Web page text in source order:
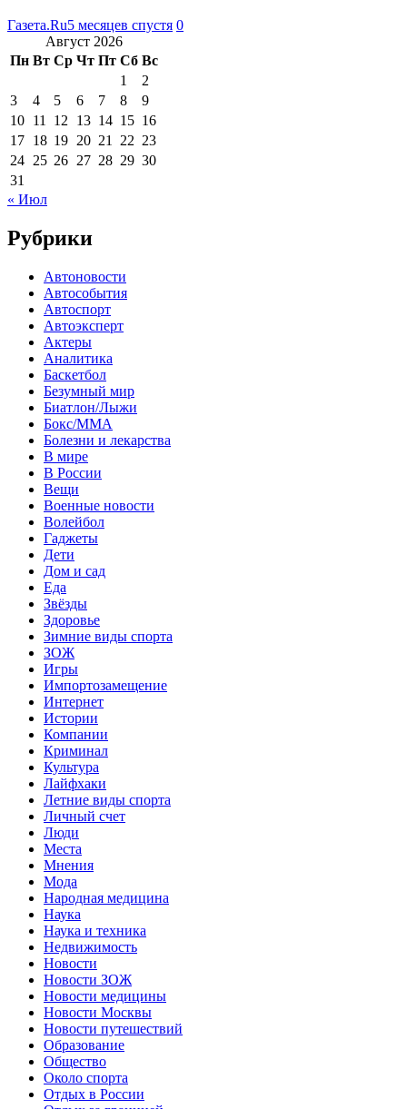
Газета.Ru5 месяцев спустя 0
Август 2026
Пн Вт Ср Чт Пт Сб Вс
1
2
3
4 5 6 7 8
9
10 11 12 13 14 15 16
17 18 19 20 21 22 23
24 25 26 27 28 29 30
31
« Июл
Рубрики
Автоновости
Автособытия
Автоспорт
Автоэксперт
Актеры
Аналитика
Баскетбол
Безумный мир
Биатлон/Лыжи
Бокс/MMA
Болезни и лекарства
В мире
В России
Вещи
Военные новости
Волейбол
Гаджеты
Дети
Дом и сад
Еда
Звёзды
Здоровье
Зимние виды спорта
ЗОЖ
Игры
Импортозамещение
Интернет
Истории
Компании
Криминал
Культура
Лайфхаки
Летние виды спорта
Личный счет
Люди
Места
Мнения
Мода
Народная медицина
Наука
Наука и техника
Недвижимость
Новости
Новости ЗОЖ
Новости медицины
Новости Москвы
Новости путешествий
Образование
Общество
Около спорта
Отдых в России